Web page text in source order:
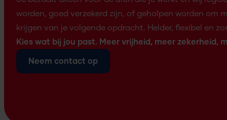
worden, goed verzekerd zijn, of geholpen worden om
krijgen van je volgende opdracht. Helder, flexibel en
Kies wat bij jou past. Meer vrijheid, meer zekerheid,
Neem contact op